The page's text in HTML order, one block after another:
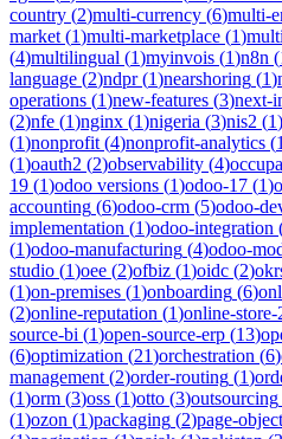
country (2)multi-currency (6)multi-
market (1)multi-marketplace (1)
(4)multilingual (1)myinvois (1)n8n (
language (2)ndpr(1)nearshoring (1)
operations (1)new-features (3)next-
(2)nfe (1)nginx (1)nigeria (3)nis2 (1)
(1)nonprofit (4)nonprofit-analytics (1
(1)oauth2 (2)observability (4)
19 (1)odoo versions (1)odoo-17 (1)
accounting (6)odoo-crm (5)odoo-
implementation (1)odoo-integration
(1)odoo-manufacturing (4)odoo-
studio (1)oee (2)ofbiz (1)oidc (2)
(1)on-premises (1)onboarding (6)
(2)online-reputation (1)online-store-
source-bi (1)open-source-erp (13)
(6)optimization (21)orchestration (6)
management (2)order-routing (1)
(1)orm (3)oss (1)otto (3)outsourcing
(1)ozon (1)packaging (2)page-